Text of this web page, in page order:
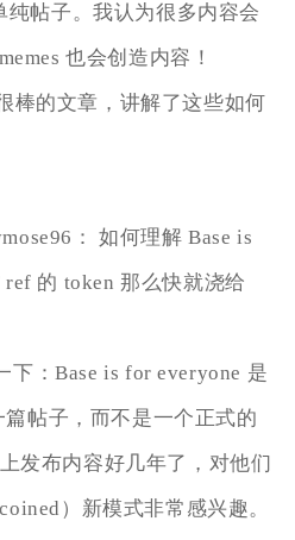
帖子。我认为很多内容会
也会创造内容！
棒的文章，讲解了这些如何
： 如何理解 Base is
的 token 那么快就浇给
下：Base is for everyone 是
帖子，而不是一个正式的
发布内容好几年了，对他们
）新模式非常感兴趣。